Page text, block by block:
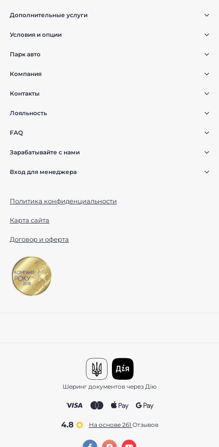
Дополнительные услуги
Условия и опции
Парк авто
Компания
Контакты
Лояльность
FAQ
Зарабатывайте с нами
Вход для менеджера
Политика конфиденциальности
Карта сайта
Договор и оферта
Шеринг документов через Дію
4.8 На основе 261 отзывов